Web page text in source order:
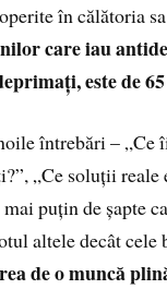
în călătoria
care iau
este de
întrebări – „Ce
„Ce soluții reale
puțin de șapte
altele decât cele
de o muncă